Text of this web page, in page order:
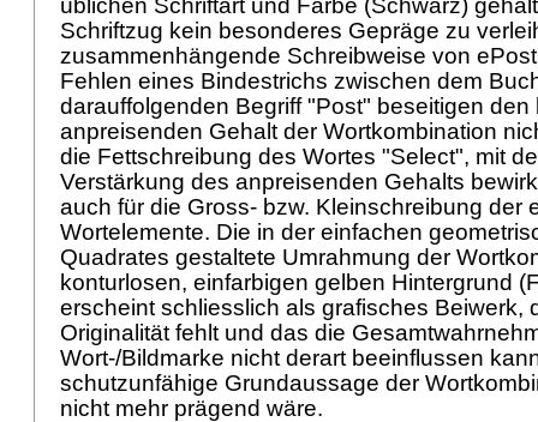
üblichen Schriftart und Farbe (Schwarz)
Schriftzug kein besonderes Gepräge zu
zusammenhängende Schreibweise von
Fehlen eines Bindestrichs zwischen dem
darauffolgenden Begriff "Post" beseitigen
anpreisenden Gehalt der Wortkombination
die Fettschreibung des Wortes "Select", mit
Verstärkung des anpreisenden Gehalts
auch für die Gross- bzw. Kleinschreibung der
Wortelemente. Die in der einfachen
Quadrates gestaltete Umrahmung der
konturlosen, einfarbigen gelben Hintergrund
erscheint schliesslich als grafisches Beiwerk,
Originalität fehlt und das die
Wort-/Bildmarke nicht derart beeinflussen
schutzunfähige Grundaussage der
nicht mehr prägend wäre.